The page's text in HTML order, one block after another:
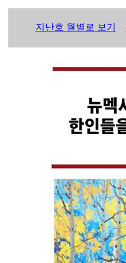
지난호 월별로 보기